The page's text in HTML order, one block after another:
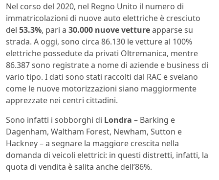
Nel corso del 2020, nel Regno Unito il numero di
immatricolazioni di nuove auto elettriche è cresciuto
del 53.3%, pari a 30.000 nuove vettureapparse su
strada. A oggi, sono circa 86.130 le vetture al 100%
elettriche possedute da privati Oltremanica, mentre
86.387 sono registrate a nome di aziende e business di
vario tipo. I dati sono stati raccolti dal RAC e svelano
come le nuove motorizzazioni siano maggiormente
apprezzate nei centri cittadini.
Sono infatti i sobborghi di Londra – Barking e
Dagenham, Waltham Forest, Newham, Sutton e
Hackney – a segnare la maggiore crescita nella
domanda di veicoli elettrici: in questi distretti, infatti, la
quota di vendita è salita anche dell’86%.